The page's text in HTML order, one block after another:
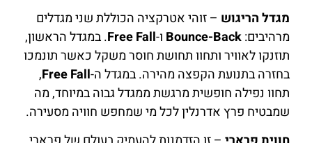
מגדל הריגוש – זוהי אטרקציה הכוללת שני מגדלים
מרהיבים:Bounce-Back ו-Free Fall. במגדל הראשון,
תוזנקו לאוויר ותחוו תחושת חוסר משקל כאשר תונמכו
בחזרה בתנועת הקפצה מהירה. במגדל ה-Free Fall
,
תחוו נפילה חופשית מרגשת ממגדל גבוה במיוחד, מה
שמבטיח פרץ אדרנלין לכל מי שמחפש חוויה מסעירה.